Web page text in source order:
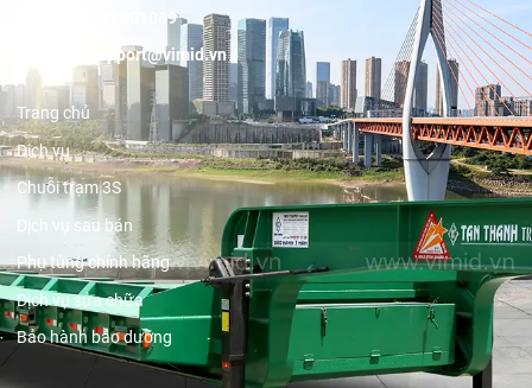
19001089
support@vimid.vn
Trang chủ
Dịch vụ
Chuỗi trạm 3S
Dịch vụ sau bán
Phụ tùng chính hãng
Dịch vụ sửa chữa
Bảo hành bảo dưỡng